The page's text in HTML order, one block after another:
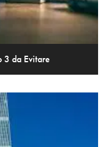
3 da Evitare